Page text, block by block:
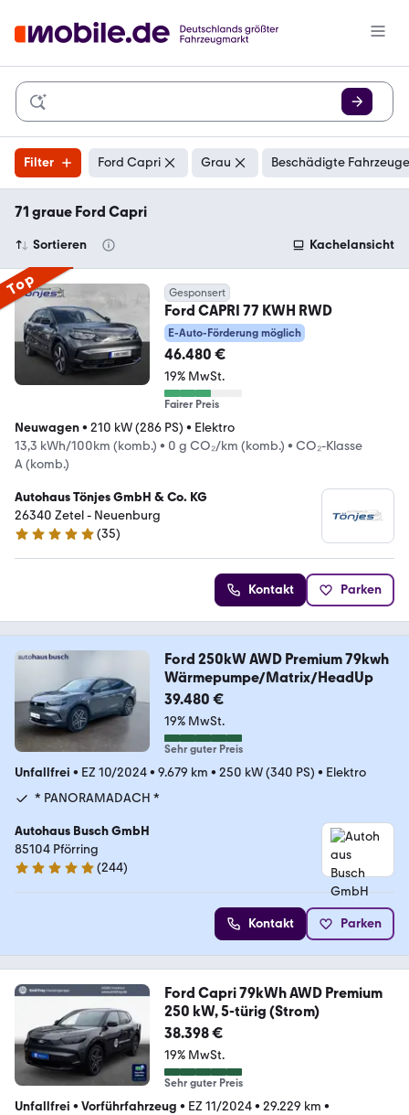
Filter Ford Capri Grau Beschädigte
71 graue Ford Capri
Sortieren Kachelansicht
Top Gesponsert
Ford CAPRI 77 KWH RWD
E-Auto-Förderung möglich
46.480 €
19% MwSt.
Fairer Preis
Neuwagen• 210 kW (286 PS) • Elektro
13,3 kWh/100km (komb.) • 0 g CO₂/km (komb.) • CO₂-Klasse
A (komb.)
Autohaus Tönjes GmbH & Co. KG
26340 Zetel - Neuenburg
4.8 Sterne
(35)
Kontakt Parken
Ford 250kW AWD Premium 79kwh
Wärmepumpe/Matrix/HeadUp
39.480 €
19% MwSt.
Sehr guter Preis
Unfallfrei • EZ 10/2024• 9.679 km • 250 kW (340 PS) • Elektro
* PANORAMADACH *
Autohaus Busch GmbH
85104 Pförring
4.8 Sterne
(244)
Kontakt Parken
Ford Capri 79kWh AWD Premium
250 kW, 5-türig (Strom)
38.398 €
19% MwSt.
Sehr guter Preis
Unfallfrei • Vorführfahrzeug • EZ 11/2024• 29.229 km •